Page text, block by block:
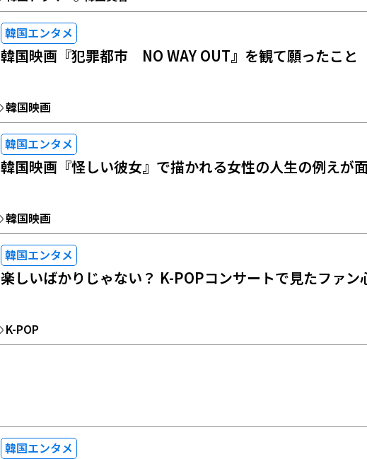
韓国エンタメ
韓国映画『犯罪都市 NO WAY OUT』を観て願ったこと
韓国映画
韓国エンタメ
韓国映画『怪しい彼女』で描かれる女性の人生の例えが
韓国映画
韓国エンタメ
楽しいばかりじゃない？ K-POPコンサートで見たファン
K-POP
韓国エンタメ